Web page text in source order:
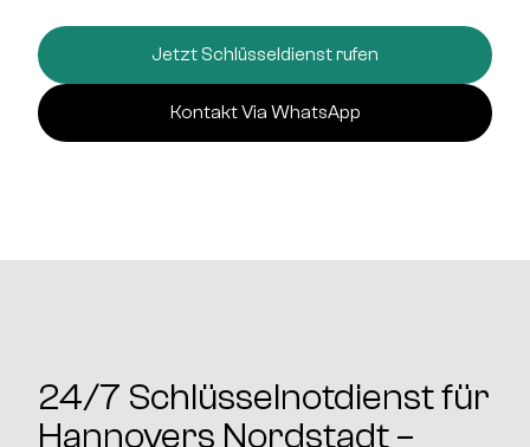
Jetzt Schlüsseldienst rufen
Kontakt Via WhatsApp
24/7 Schlüsselnotdienst für
Hannovers Nordstadt –